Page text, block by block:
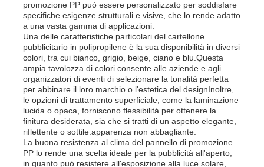
accessori per tubi in polipropilene
promozione PP può essere personalizzato per soddisfare
specifiche esigenze strutturali e visive, che lo rende adatto
a una vasta gamma di applicazioni.
Una delle caratteristiche particolari del cartellone
pubblicitario in polipropilene è la sua disponibilità in diversi
colori, tra cui bianco, grigio, beige, ciano e blu.Questa
ampia tavolozza di colori consente alle aziende e agli
organizzatori di eventi di selezionare la tonalità perfetta
per abbinare il loro marchio o l'estetica del designInoltre,
le opzioni di trattamento superficiale, come la laminazione
lucida o opaca, forniscono flessibilità per ottenere la
finitura desiderata, sia che si tratti di un aspetto elegante,
riflettente o sottile.apparenza non abbagliante.
La buona resistenza al clima del pannello di promozione
PP lo rende una scelta ideale per la pubblicità all'aperto,
in quanto può resistere all'esposizione alla luce solare,